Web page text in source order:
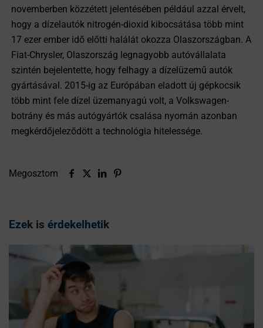
novemberben közzétett jelentésében például azzal érvelt,
hogy a dízelautók nitrogén-dioxid kibocsátása több mint
17 ezer ember idő előtti halálát okozza Olaszországban. A
Fiat-Chrysler, Olaszország legnagyobb autóvállalata
szintén bejelentette, hogy felhagy a dízelüzemű autók
gyártásával. 2015-ig az Európában eladott új gépkocsik
több mint fele dízel üzemanyagú volt, a Volkswagen-
botrány és más autógyártók csalása nyomán azonban
megkérdőjeleződött a technológia hitelessége.
Megosztom
Ezek is érdekelhetik